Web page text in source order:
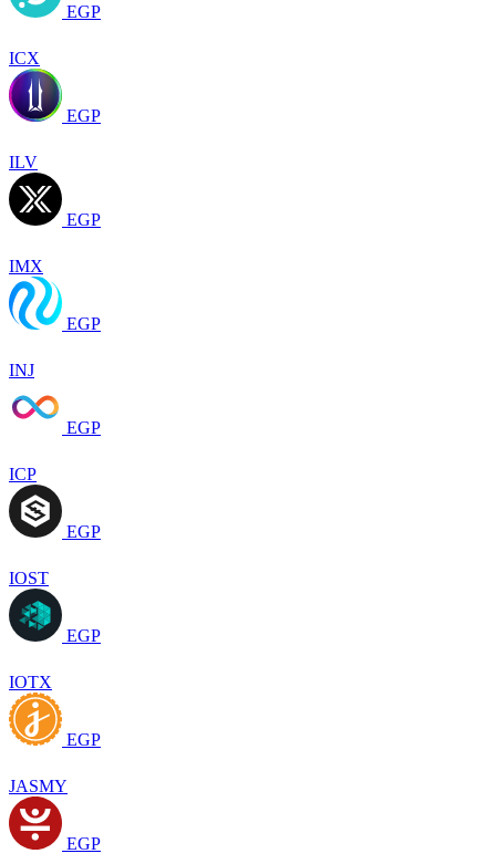
EGP
ICX
EGP
ILV
EGP
IMX
EGP
INJ
EGP
ICP
EGP
IOST
EGP
IOTX
EGP
JASMY
EGP